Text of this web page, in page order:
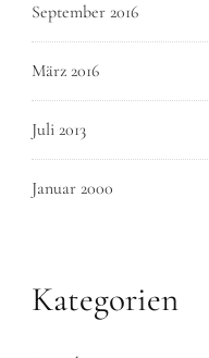
September 2016
März 2016
Juli 2013
Januar 2000
Kategorien